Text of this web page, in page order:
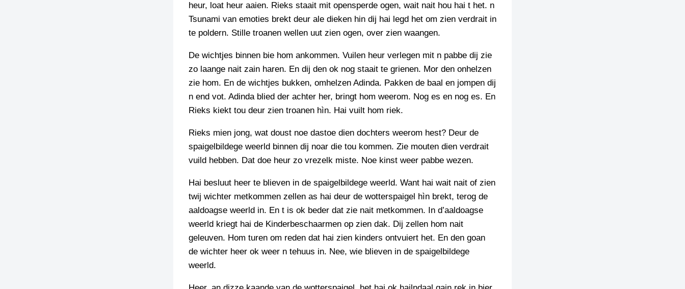
heur, loat heur aaien. Rieks staait mit opensperde ogen, wait nait hou hai t het. n
Tsunami van emoties brekt deur ale dieken hin dij hai legd het om zien verdrait in
te poldern. Stille troanen wellen uut zien ogen, over zien waangen.
De wichtjes binnen bie hom ankommen. Vuilen heur verlegen mit n pabbe dij zie
zo laange nait zain haren. En dij den ok nog staait te grienen. Mor den onhelzen
zie hom. En de wichtjes bukken, omhelzen Adinda. Pakken de baal en jompen dij
n end vot. Adinda blied der achter her, bringt hom weerom. Nog es en nog es. En
Rieks kiekt tou deur zien troanen hìn. Hai vuilt hom riek.
Rieks mien jong, wat doust noe dastoe dien dochters weerom hest? Deur de
spaigelbildege weerld binnen dij noar die tou kommen. Zie mouten dien verdrait
vuild hebben. Dat doe heur zo vrezelk miste. Noe kinst weer pabbe wezen.
Hai besluut heer te blieven in de spaigelbildege weerld. Want hai wait nait of zien
twij wichter metkommen zellen as hai deur de wotterspaigel hìn brekt, terog de
aaldoagse weerld in. En t is ok beder dat zie nait metkommen. In d’aaldoagse
weerld kriegt hai de Kinderbeschaarmen op zien dak. Dij zellen hom nait
geleuven. Hom turen om reden dat hai zien kinders ontvuiert het. En den goan
de wichter heer ok weer n tehuus in. Nee, wie blieven in de spaigelbildege
weerld.